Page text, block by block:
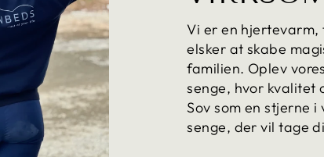
Vi er en
elsker at skabe
familien. Oplev
senge, hvor kvalitet
Sov som en stjerne
senge, der vil tage